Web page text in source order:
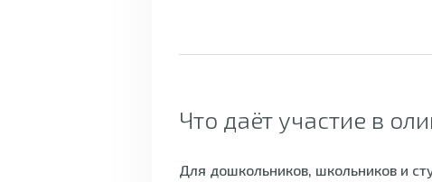
Что даёт участие в
Для дошкольников, школьников и